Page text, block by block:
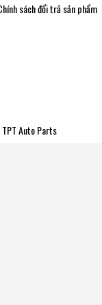
sách đổi trả sản phẩm
TPT Auto Parts